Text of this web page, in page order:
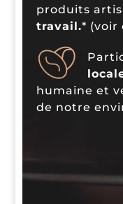
produits
travail.* (voir
humaine et
de notre